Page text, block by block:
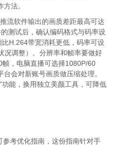
法。
流软件输出的画质差距最高可达
测试后，确认编码格式与码率设
比H.264带宽消耗更低，码率可设
况调整）。分辨率和帧率要做好
帧，电脑直播可选择1080P/60
会对新账号画质做压缩处理。
”功能，换用独立美颜工具，可降低
考优化指南，这份指南针对手